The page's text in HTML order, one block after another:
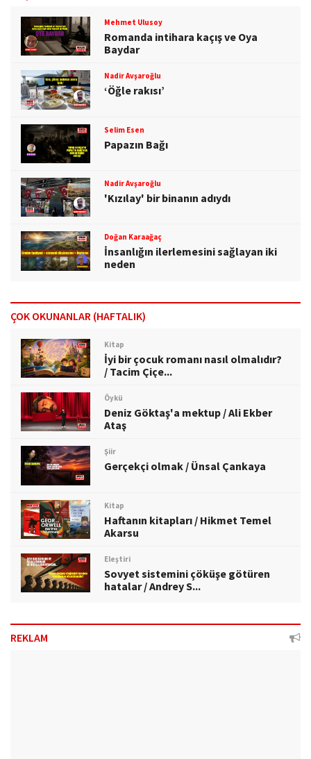
Mehmet Ulusoy
Romanda intihara kaçış ve Oya
Baydar
Nadir Avşaroğlu
‘Öğle rakısı’
Selim Esen
Papazın Bağı
Nadir Avşaroğlu
'Kızılay' bir binanın adıydı
Doğan Karaağaç
İnsanlığın ilerlemesini sağlayan iki
neden
ÇOK OKUNANLAR (HAFTALIK)
Kitap
İyi bir çocuk romanı nasıl olmalıdır?
/ Tacim Çiçe...
Öykü
Deniz Göktaş'a mektup / Ali Ekber
Ataş
Şiir
Gerçekçi olmak / Ünsal Çankaya
Kitap
Haftanın kitapları / Hikmet Temel
Akarsu
Eleştiri
Sovyet sistemini çöküşe götüren
hatalar / Andrey S...
REKLAM